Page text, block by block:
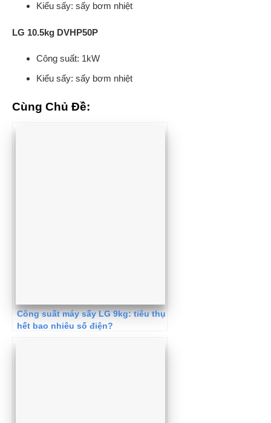
Kiểu sấy: sấy bơm nhiệt
LG 10.5kg DVHP50P
Công suất: 1kW
Kiểu sấy: sấy bơm nhiệt
Cùng Chủ Đề:
Công suất máy sấy LG 9kg: tiêu thụ
hết bao nhiêu số điện?